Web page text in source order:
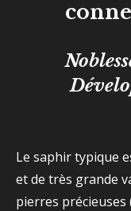
Le saphir typique
et de très grande
pierres précieuses